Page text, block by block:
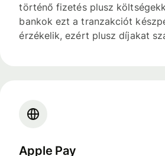
történő fizetés plusz
bankok ezt a tranzakciót
érzékelik, ezért plusz díjakat
Apple Pay